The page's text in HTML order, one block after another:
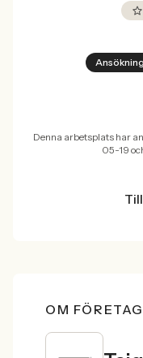
Denna arbetsplats har
05-19
OM